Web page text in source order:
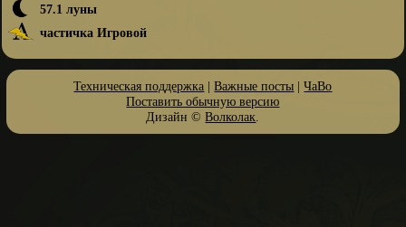
57.1 луны
частичка Игровой
Техническая поддержка |Важные посты |ЧаВо
Поставить обычную версию
Дизайн ©Волколак